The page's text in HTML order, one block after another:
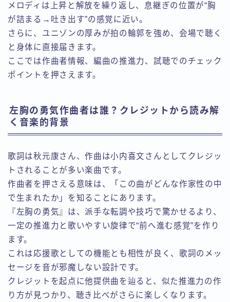
メロディは上昇と解放を繰り返し、息継ぎの位置が“胸
が詰まる→吐き出す”の感覚に近い。
さらに、ユニゾンの厚みが拍の輪郭を強め、会場で聴く
と身体に直接届きます。
ここでは作曲者情報、編曲の推進力、試聴でのチェック
ポイントを押さえます。
左胸の勇気作曲者は誰？クレジットから読み解
く音楽的背景
歌詞は秋元康さん、作曲は小内喜文さんとしてクレジッ
トされることが多い楽曲です。
作曲者を押さえる意味は、「この曲がどんな作家性の中
で生まれたか」を知ることにあります。
『左胸の勇気』は、派手な転調や技巧で驚かせるより、
一定の推進力と歌いやすい旋律で“前へ進む感覚”を作り
ます。
これは応援歌としての機能とも相性が良く、歌詞のメッ
セージを音が邪魔しない設計です。
クレジットを起点に他提供曲を辿ると、似た推進力の作
り方が見つかり、聴き比べがさらに楽しくなります。